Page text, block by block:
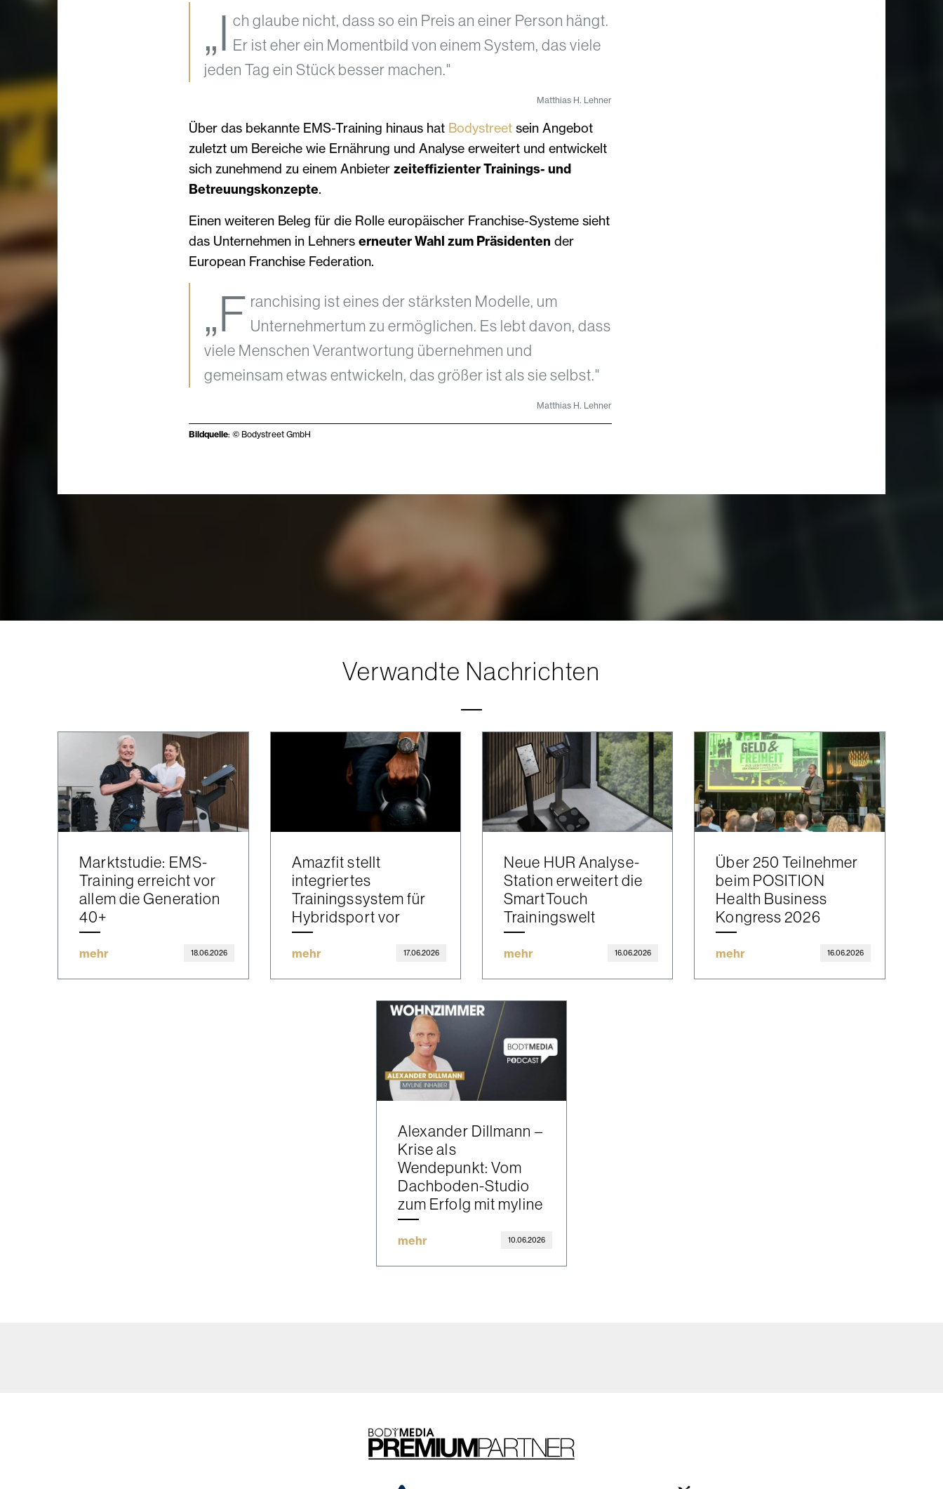
„I ch glaube nicht, dass so ein Preis an einer Person hängt.
Er ist eher ein Momentbild von einem System, das viele
jeden Tag ein Stück besser machen."
Matthias H. Lehner
Über das bekannte EMS-Training hinaus hat Bodystreetsein Angebot
zuletzt um Bereiche wie Ernährung und Analyse erweitert und entwickelt
sich zunehmend zu einem Anbieter zeiteffizienter Trainings- und
Betreuungskonzepte.
Einen weiteren Beleg für die Rolle europäischer Franchise-Systeme sieht
das Unternehmen in Lehners erneuter Wahl zum Präsidenten der
European Franchise Federation.
„F ranchising ist eines der stärksten Modelle, um
Unternehmertum zu ermöglichen. Es lebt davon, dass
viele Menschen Verantwortung übernehmen und
gemeinsam etwas entwickeln, das größer ist als sie selbst."
Matthias H. Lehner
Bildquelle: © Bodystreet GmbH
Verwandte Nachrichten
Marktstudie: EMS-
Training erreicht vor
allem die Generation
40+
mehr 18.06.2026
Amazfit stellt
integriertes
Trainingssystem für
Hybridsport vor
mehr 17.06.2026
Neue HUR Analyse-
Station erweitert die
SmartTouch
Trainingswelt
mehr 16.06.2026
Über 250 Teilnehmer
beim POSITION
Health Business
Kongress 2026
mehr 16.06.2026
Alexander Dillmann –
Krise als
Wendepunkt: Vom
Dachboden-Studio
zum Erfolg mit myline
mehr 10.06.2026